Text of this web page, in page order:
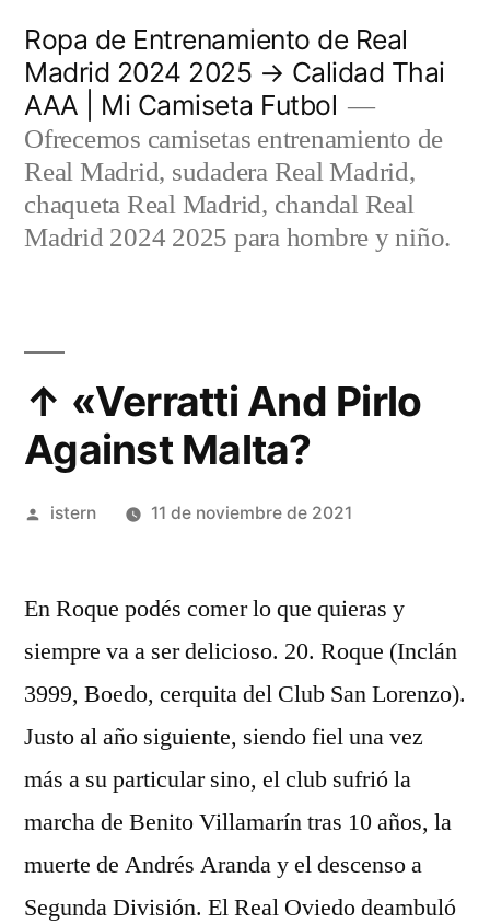
contenido
Ropa de Entrenamiento de Real
Madrid 2024 2025 → Calidad Thai
AAA | Mi Camiseta Futbol
Ofrecemos camisetas entrenamiento de
Real Madrid, sudadera Real Madrid,
chaqueta Real Madrid, chandal Real
Madrid 2024 2025 para hombre y niño.
↑ «Verratti And Pirlo
Against Malta?
Publicado
istern 11 de noviembre de 2021
En Roque podés comer lo que quieras y
siempre va a ser delicioso. 20. Roque (Inclán
3999, Boedo, cerquita del Club San Lorenzo).
Justo al año siguiente, siendo fiel una vez
más a su particular sino, el club sufrió la
marcha de Benito Villamarín tras 10 años, la
muerte de Andrés Aranda y el descenso a
Segunda División. El Real Oviedo deambuló